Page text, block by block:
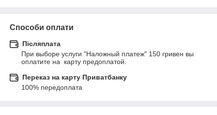
Способи оплати
Післяплата
При выборе услуги "Наложный платеж" 150 гривен вы
оплатите на  карту предоплатой.
Переказ на карту Приватбанку
100% передоплата